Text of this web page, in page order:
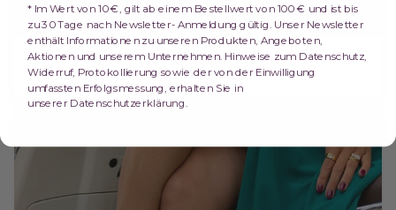
Abiball planen
29. Juni 2026|Sophie
Welche Schuhe zum Abendkleid?
* Im Wert von 10 €, gilt ab einem Bestellwert von 100 € und ist bis
zu 30 Tage nach Newsletter- Anmeldung gültig. Unser Newsletter
enthält Informationen zu unseren Produkten, Angeboten,
Aktionen und unserem Unternehmen. Hinweise zum Datenschutz,
Widerruf, Protokollierung sowie der von der Einwilligung
umfassten Erfolgsmessung, erhalten Sie in
unserer Datenschutzerklärung.